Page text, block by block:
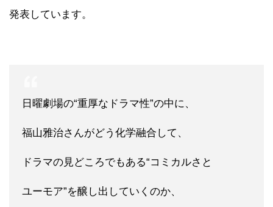
発表しています。
日曜劇場の“重厚なドラマ性”の中に、
福山雅治さんがどう化学融合して、
ドラマの見どころでもある“コミカルさと
ユーモア”を醸し出していくのか、